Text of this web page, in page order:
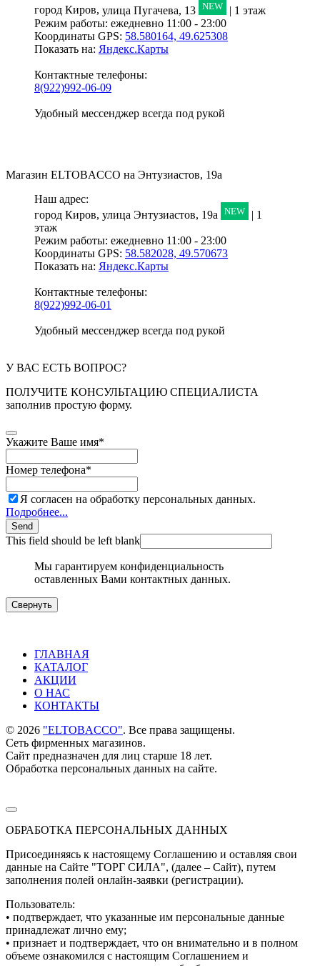
город Киров, улица Пугачева, 13 NEW
| 1 этаж
Режим работы: ежедневно 11:00 - 23:00
Координаты GPS: 58.580164, 49.625308
Показать на: Яндекс.Карты
Контактные телефоны:
8(922)992-06-09
Удобный мессенджер всегда под рукой
Магазин ELTOBACCO на Энтузиастов, 19а
Наш адрес:
город Киров, улица Энтузиастов, 19а NEW
| 1
этаж
Режим работы: ежедневно 11:00 - 23:00
Координаты GPS: 58.582028, 49.570673
Показать на: Яндекс.Карты
Контактные телефоны:
8(922)992-06-01
Удобный мессенджер всегда под рукой
У ВАС ЕСТЬ ВОПРОС?
ПОЛУЧИТЕ КОНСУЛЬТАЦИЮ СПЕЦИАЛИСТА
заполнив простую форму.
Укажите Ваше имя*
Номер телефона*
Я согласен на обработку персональных данных.
Подробнее...
Send
This field should be left blank
Мы гарантируем конфиденциальность
оставленных Вами контактных данных.
Свернуть
ГЛАВНАЯ
КАТАЛОГ
АКЦИИ
О НАС
КОНТАКТЫ
© 2026 "ELTOBACCO". Все права защищены.
Сеть фирменных магазинов.
Сайт предназначен для лиц старше 18 лет.
Обработка персональных данных на сайте.
ОБРАБОТКА ПЕРСОНАЛЬНЫХ ДАННЫХ
Присоединяясь к настоящему Соглашению и оставляя свои
данные на Сайте "ТОРГ СИЛА", (далее – Сайт), путем
заполнения полей онлайн-заявки (регистрации).
Пользователь:
• подтверждает, что указанные им персональные данные
принадлежат лично ему;
• признает и подтверждает, что он внимательно и в полном
объеме ознакомился с настоящим Соглашением и